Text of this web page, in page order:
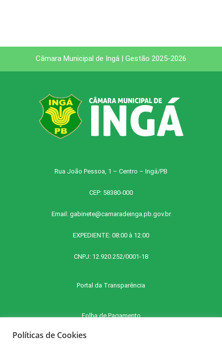
Câmara Municipal de Ingá | Gestão 2025-2026
Rua João Pessoa, 1 – Centro – Ingá/PB
CEP: 58380-000
Email: gabinete@camaradeinga.pb.gov.br
EXPEDIENTE: 08:00 à 12:00
CNPJ: 12.920.252/0001-18
Portal da Transparência
Folha de Pagamento
Políticas de Cookies